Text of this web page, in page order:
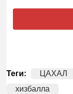
Теги: ЦАХАЛ
хизбалла